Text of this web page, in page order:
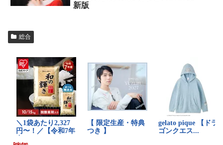
新版
総合